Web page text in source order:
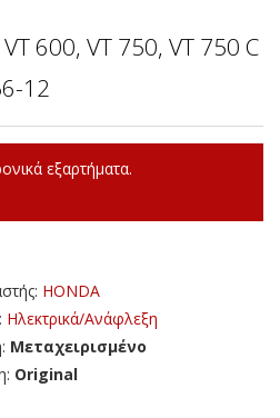
600, VT 750, VT 750 C
12
εξαρτήματα.
HONDA
Ηλεκτρικά/Ανάφλεξη
Μεταχειρισμένο
Original